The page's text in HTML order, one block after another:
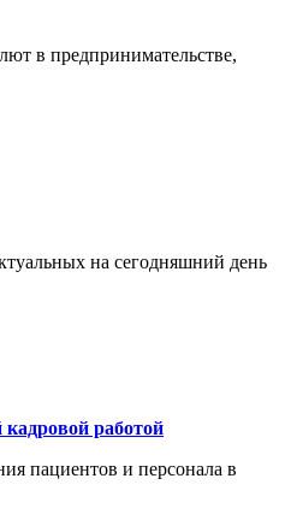
в предпринимательстве,
на сегодняшний день
работой
пациентов и персонала в